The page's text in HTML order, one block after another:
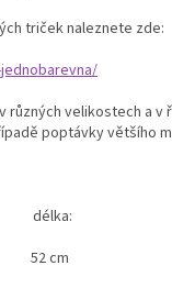
triček naleznete zde:
různých velikostech a v
poptávky většího
52 cm